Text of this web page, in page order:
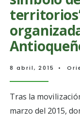
8 abril, 2015 •
Tras la
marzo del 2015,